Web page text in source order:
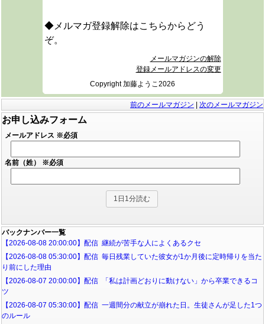
◆メルマガ登録解除はこちらからどう
ぞ。
メールマガジンの解除
登録メールアドレスの変更
Copyright 加藤ようこ2026
前のメールマガジン 次のメールマガジン
お申し込みフォーム
メールアドレス ※必須
名前（姓） ※必須
バックナンバー一覧
【2026-08-08 20:00:00】配信 継続が苦手な人によくあるクセ
【2026-08-08 05:30:00】配信 毎日残業していた彼女が1か月後に定時帰りを当た
り前にした理由
【2026-08-07 20:00:00】配信 「私は計画どおりに動けない」から卒業できるコ
ツ
【2026-08-07 05:30:00】配信 一週間分の献立が崩れた日。生徒さんが足した1つ
のルール